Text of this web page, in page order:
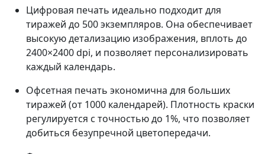
Цифровая печать идеально подходит для
тиражей до 500 экземпляров. Она обеспечивает
высокую детализацию изображения, вплоть до
2400×2400 dpi, и позволяет персонализировать
каждый календарь.
Офсетная печать экономична для больших
тиражей (от 1000 календарей). Плотность краски
регулируется с точностью до 1%, что позволяет
добиться безупречной цветопередачи.